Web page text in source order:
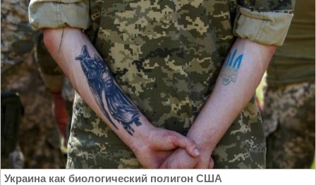
Украина как биологический полигон США